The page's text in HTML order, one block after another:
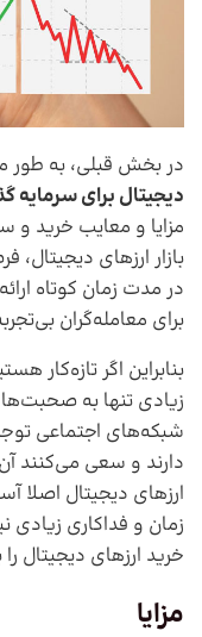
در بخش قبلی، به طور
دیجیتال برای سرمایه
مزایا و معایب خرید و
بازار ارزهای
در مدت زمان کوتاه
برای معامله‌گران
بنابراین اگر تازه‌کار
زیادی تنها به
شبکه‌های اجتماعی توجه
دارند و سعی می‌کنند
ارزهای دیجیتال اصلا
زمان و فداکاری زیادی
خرید ارزهای دیجیتال
مزایا